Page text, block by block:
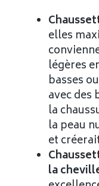
elles
légères
basses
avec des
la
la peau
et
la